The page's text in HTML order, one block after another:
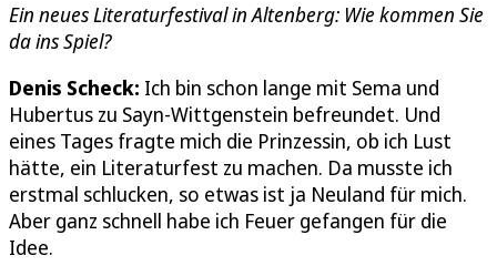
Ein neues Literaturfestival in Altenberg: Wie kommen Sie
da ins Spiel?
Denis Scheck: Ich bin schon lange mit Sema und
Hubertus zu Sayn-Wittgenstein befreundet. Und
eines Tages fragte mich die Prinzessin, ob ich Lust
hätte, ein Literaturfest zu machen. Da musste ich
erstmal schlucken, so etwas ist ja Neuland für mich.
Aber ganz schnell habe ich Feuer gefangen für die
Idee.